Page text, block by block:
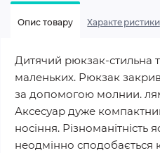
Опис товару Характеристики
Дитячий рюкзак-стильна
маленьких. Рюкзак
за допомогою молнии.
Аксесуар дуже
носіння. Різноманітність
неодмінно сподобається